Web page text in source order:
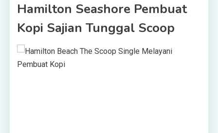
Hamilton Seashore Pembuat
Kopi Sajian Tunggal Scoop